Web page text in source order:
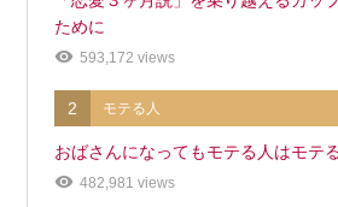
ために
593,172 views
2 モテる人
おばさんになってもモテる人はモテ
482,981 views